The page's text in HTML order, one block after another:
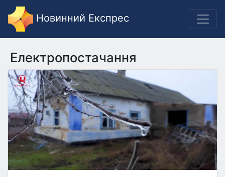
Новинний Експрес
Електропостачання